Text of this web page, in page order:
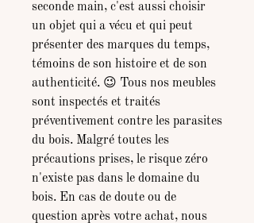
seconde main, c'est aussi choisir
un objet qui a vécu et qui peut
présenter des marques du temps,
témoins de son histoire et de son
authenticité. 😉 Tous nos meubles
sont inspectés et traités
préventivement contre les parasites
du bois. Malgré toutes les
précautions prises, le risque zéro
n'existe pas dans le domaine du
bois. En cas de doute ou de
question après votre achat, nous